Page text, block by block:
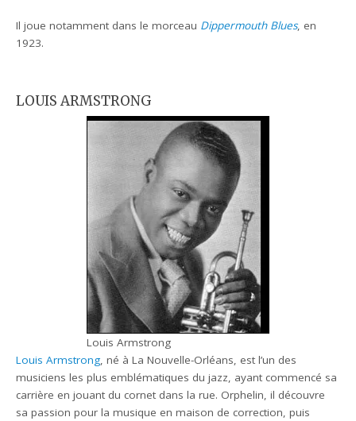
Il joue notamment dans le morceau Dippermouth Blues, en
1923.
LOUIS ARMSTRONG
Louis Armstrong
Louis Armstrong, né à La Nouvelle-Orléans, est l’un des
musiciens les plus emblématiques du jazz, ayant commencé sa
carrière en jouant du cornet dans la rue. Orphelin, il découvre
sa passion pour la musique en maison de correction, puis